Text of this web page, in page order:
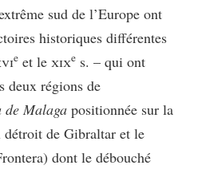
sud de l’Europe ont
historiques différentes
e et le xixe s. – qui ont
deux régions de
Malaga positionnée sur la
détroit de Gibraltar et le
dont le débouché